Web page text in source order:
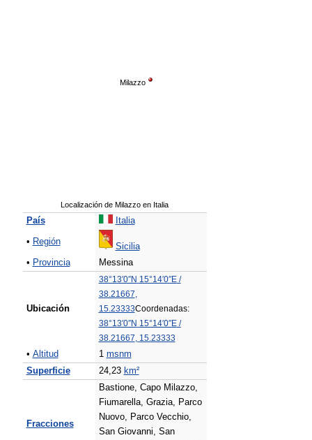
Milazzo
Localización de Milazzo en Italia
País Italia
• Región
Sicilia
• Provincia Messina
Ubicación
38°13′0″N 15°14′0″E/
38.21667,
15.23333Coordenadas:
38°13′0″N 15°14′0″E/
38.21667, 15.23333
• Altitud 1 msnm
Superficie
24,23 km²
Fracciones
Bastione, Capo Milazzo,
Fiumarella, Grazia, Parco
Nuovo, Parco Vecchio,
San Giovanni, San